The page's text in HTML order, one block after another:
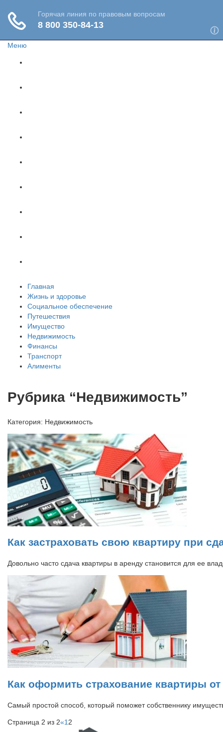
Меню
Главная
Жизнь и здоровье
Социальное обеспечение
Путешествия
Имущество
Недвижимость
Финансы
Транспорт
Алименты
Рубрика “Недвижимость”
Категория: Недвижимость
Как застраховать свою квартиру при
Довольно часто сдача квартиры в аренду становится для ее
Как оформить страхование квартиры
Самый простой способ, который поможет собственнику
Страница 2 из 2«1 2